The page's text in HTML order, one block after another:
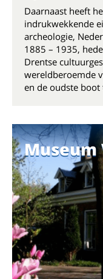
Daarnaast heeft
indrukwekkende
archeologie,
1885 – 1935,
Drentse
wereldberoemde
en de oudste boot
Museum